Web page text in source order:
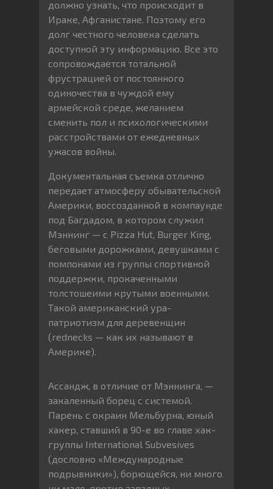
должно узнать, что происходит в
Ираке, Афганистане. Поэтому его
долг честного человека сделать
доступной эту информацию. Все это
сопровождается тотальной
фрустрацией от постоянного
одиночества в чуждой ему
армейской среде, желанием
сменить пол и психологическими
расстройствами от ежедневных
ужасов войны.
Документальная съемка отлично
передает атмосферу обывательской
Америки, воссозданной в компаунде
под Багдадом, в котором служил
Мэннинг — с Pizza Hut, Burger King,
беговыми дорожками, девушками с
помпонами из группы спортивной
поддержки, прокаченными
толстошеими крутыми военными.
Такой американский ура-
патриотизм для деревенщин
(rednecks — как их называют в
Америке).
Ассандж, в отличие от Мэннинга, —
закаленный борец с системой.
Парень с окраин Мельбурна, юный
хакер, ставший в 90-е во главе хак-
группы International Subvesives
(дословно «Международные
подрывники»), борющейся, ни много